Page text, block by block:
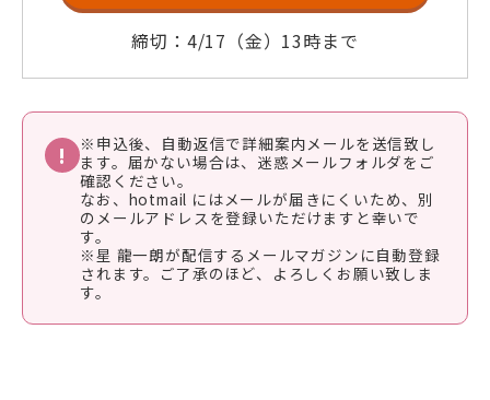
締切：4/17（金）13時まで
!
※申込後、自動返信で詳細案内メールを送信致し
ます。届かない場合は、迷惑メールフォルダをご
確認ください。
なお、hotmail にはメールが届きにくいため、別
のメールアドレスを登録いただけますと幸いで
す。
※星 龍一朗が配信するメールマガジンに自動登録
されます。ご了承のほど、よろしくお願い致しま
す。